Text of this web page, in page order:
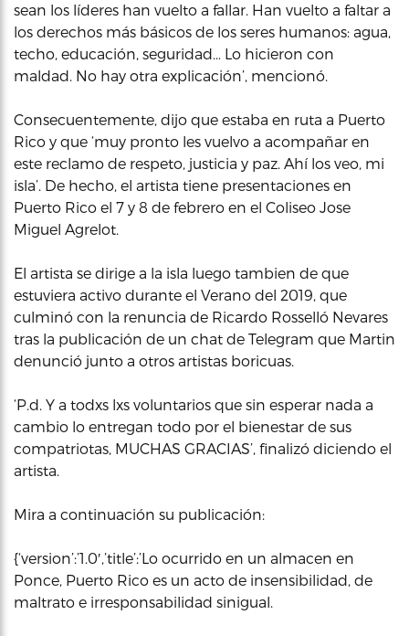
sean los líderes han vuelto a fallar. Han vuelto a faltar a
los derechos más básicos de los seres humanos: agua,
techo, educación, seguridad… Lo hicieron con
maldad. No hay otra explicación’, mencionó.
Consecuentemente, dijo que estaba en ruta a Puerto
Rico y que ‘muy pronto les vuelvo a acompañar en
este reclamo de respeto, justicia y paz. Ahí los veo, mi
isla’. De hecho, el artista tiene presentaciones en
Puerto Rico el 7 y 8 de febrero en el Coliseo Jose
Miguel Agrelot.
El artista se dirige a la isla luego tambien de que
estuviera activo durante el Verano del 2019, que
culminó con la renuncia de Ricardo Rosselló Nevares
tras la publicación de un chat de Telegram que Martin
denunció junto a otros artistas boricuas.
‘P.d. Y a todxs lxs voluntarios que sin esperar nada a
cambio lo entregan todo por el bienestar de sus
compatriotas, MUCHAS GRACIAS’, finalizó diciendo el
artista.
Mira a continuación su publicación:
{‘version’:’1.0′,’title’:’Lo ocurrido en un almacen en
Ponce, Puerto Rico es un acto de insensibilidad, de
maltrato e irresponsabilidad sinigual.